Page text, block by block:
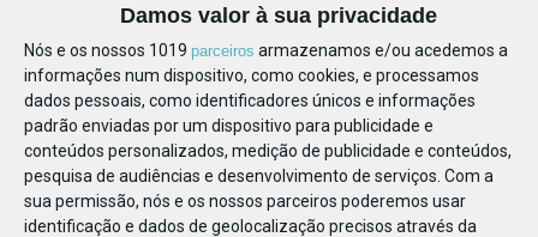
Damos valor à sua privacidade
Nós e os nossos 1019 parceiros armazenamos e/ou acedemos a
informações num dispositivo, como cookies, e processamos
dados pessoais, como identificadores únicos e informações
padrão enviadas por um dispositivo para publicidade e
conteúdos personalizados, medição de publicidade e conteúdos,
pesquisa de audiências e desenvolvimento de serviços. Com a
sua permissão, nós e os nossos parceiros poderemos usar
identificação e dados de geolocalização precisos através da